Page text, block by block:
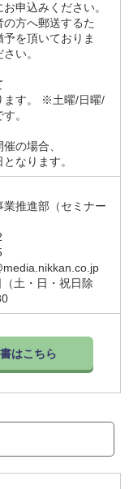
申込みください。
方へ郵送するた
を頂いておりま
い。
ます。 ※土曜/日曜/
。
の場合、
なります。
推進部（セミナー
土・日・祝日除
はこちら